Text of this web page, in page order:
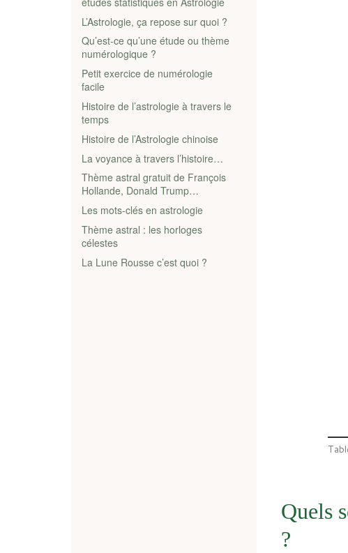
Quels
?
L’Astrologie, ça repose sur quoi ?
Qu’est-ce qu’une étude ou thème
numérologique ?
Petit exercice de numérologie
facile
Histoire de l’astrologie à travers le
temps
Histoire de l’Astrologie chinoise
La voyance à travers l’histoire…
Thème astral gratuit de François
Hollande, Donald Trump…
Les mots-clés en astrologie
Thème astral : les horloges
célestes
La Lune Rousse c’est quoi ?